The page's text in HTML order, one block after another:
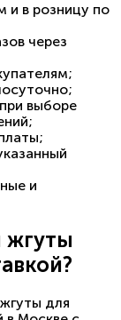
и в розницу по
через
выборе
и
жгуты
для